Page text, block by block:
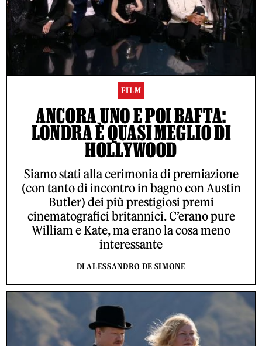
FILM
ANCORA UNO E POI BAFTA:
LONDRA È QUASI MEGLIO DI
HOLLYWOOD
Siamo stati alla cerimonia di premiazione
(con tanto di incontro in bagno con Austin
Butler) dei più prestigiosi premi
cinematografici britannici. C’erano pure
William e Kate, ma erano la cosa meno
interessante
DI ALESSANDRO DE SIMONE